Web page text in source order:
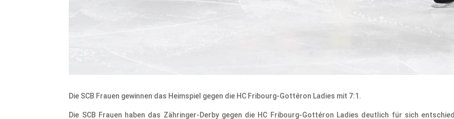
Die SCB Frauen gewinnen das Heimspiel gegen die HC Fribourg-Gottéron Ladies mit 7:1.
Die SCB Frauen haben das Zähringer-Derby gegen die HC Fribourg-Gottéron Ladies deutlich für sich